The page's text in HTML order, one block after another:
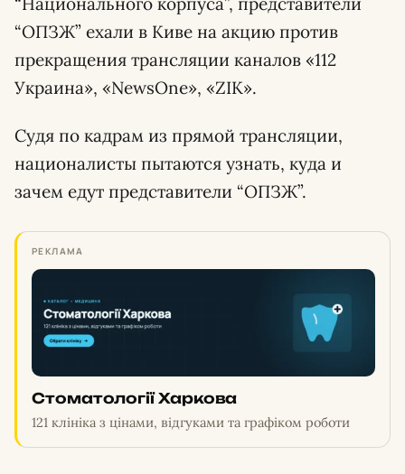
“ОПЗЖ” ехали в Киве на акцию против
прекращения трансляции каналов «112
Украина», «NewsOne», «ZIK».
Судя по кадрам из прямой трансляции,
националисты пытаются узнать, куда и
зачем едут представители “ОПЗЖ”.
РЕКЛАМА
Стоматології Харкова
121 клініка з цінами, відгуками та графіком роботи